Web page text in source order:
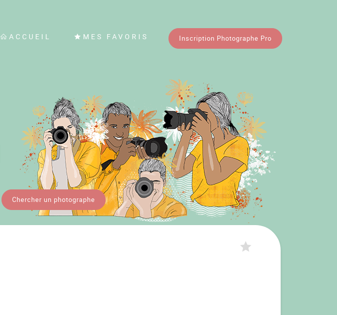
ACCUEIL MES FAVORIS Inscription Photographe Pro
Chercher un photographe